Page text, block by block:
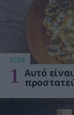
ΥΓΕΙΑ
1 Αυτό